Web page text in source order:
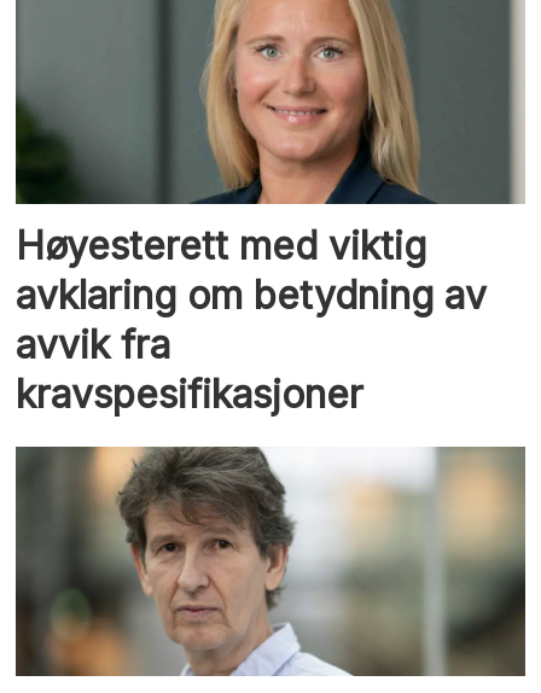
Høyesterett med viktig
avklaring om betydning av
avvik fra
kravspesifikasjoner